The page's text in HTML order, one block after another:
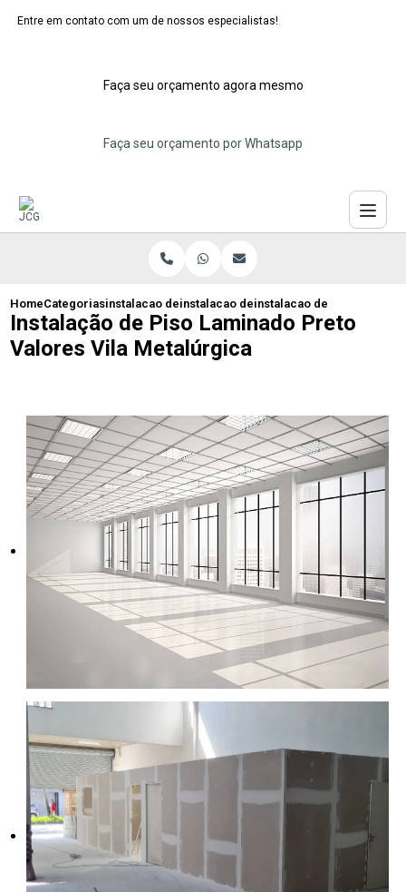
Entre em contato com um de nossos especialistas!
Faça seu orçamento agora mesmo
Faça seu orçamento por Whatsapp
HomeCategoriasinstalacao de pisos laminados
instalacao de piso laminado de pvc
instalacao de piso
Instalação de Piso Laminado Preto
Valores Vila Metalúrgica